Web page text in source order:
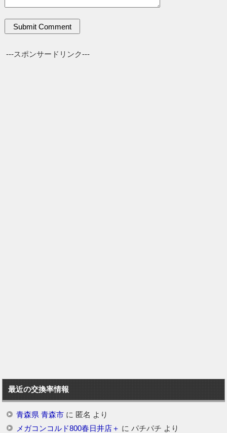
---スポンサードリンク---
最近の交換率情報
青森県 青森市に 匿名 より
メガコンコルド800春日井店＋ に パチパチ より